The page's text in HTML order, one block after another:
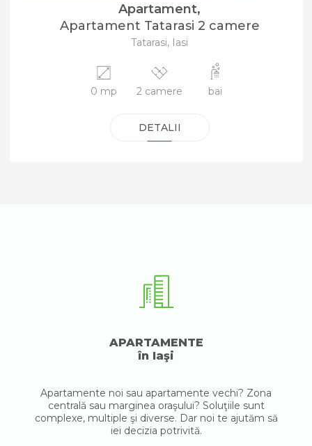
Apartament,
Apartament Tatarasi 2 camere
Tatarasi, Iasi
0 mp 2 camere bai
DETALII
APARTAMENTE
în Iaşi
Apartamente noi sau apartamente vechi? Zona
centrală sau marginea oraşului? Soluţiile sunt
complexe, multiple şi diverse. Dar noi te ajutăm să
iei decizia potrivită.